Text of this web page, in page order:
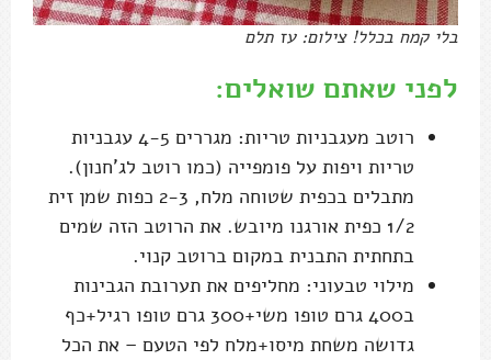
בלי קמח בכלל! צילום: עז תלם
לפני שאתם שואלים:
רוטב מעגבניות טריות: מגררים 4-5 עגבניות
טריות ויפות על פומפייה (כמו רוטב לג'חנון).
מתבלים בכפית שטוחה מלח, 2-3 כפות שמן זית
1/2 כפית אורגנו מיובש. את הרוטב הזה שמים
בתחתית התבנית במקום ברוטב קנוי.
מילוי טבעוני: מחליפים את תערובת הגבינות
ב400 גרם טופו משי+300 גרם טופו רגיל+כף
גדושה משחת מיסו+מלח לפי הטעם – את הכל